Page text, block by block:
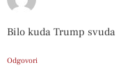
Bilo kuda Trump svuda
Odgovori